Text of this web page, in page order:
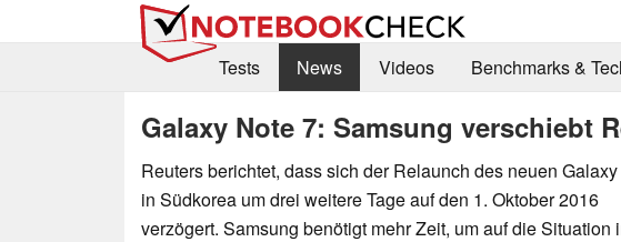
Tests
News Videos Benchmarks &
Galaxy Note 7: Samsung verschiebt
Reuters berichtet, dass sich der Relaunch des neuen
in Südkorea um drei weitere Tage auf den 1. Oktober 2016
verzögert. Samsung benötigt mehr Zeit, um auf die Situation